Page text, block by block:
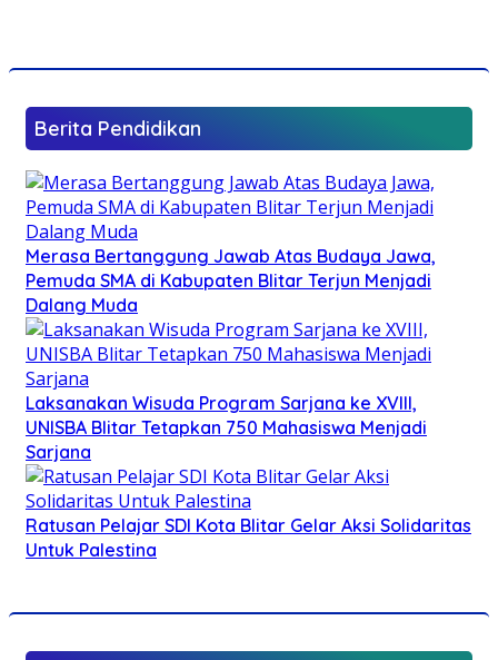
Berita Pendidikan
Merasa Bertanggung Jawab Atas Budaya Jawa,
Pemuda SMA di Kabupaten Blitar Terjun Menjadi
Dalang Muda
Laksanakan Wisuda Program Sarjana ke XVIII,
UNISBA Blitar Tetapkan 750 Mahasiswa Menjadi
Sarjana
Ratusan Pelajar SDI Kota Blitar Gelar Aksi Solidaritas
Untuk Palestina